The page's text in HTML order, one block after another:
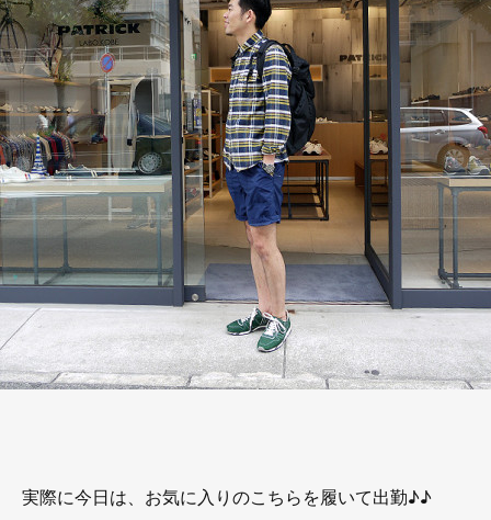
実際に今日は、お気に入りのこちらを履いて出勤♪♪